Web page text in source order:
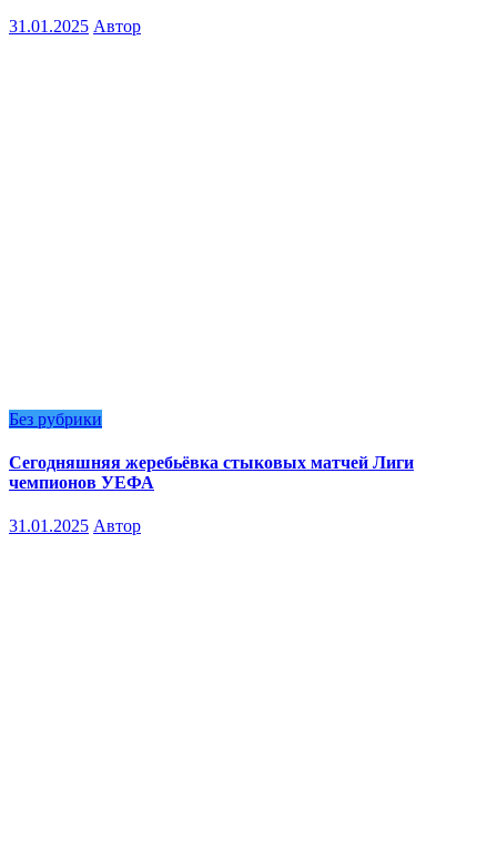
31.01.2025 Автор
Без рубрики
Сегодняшняя жеребьёвка стыковых матчей Лиги
чемпионов УЕФА
31.01.2025 Автор